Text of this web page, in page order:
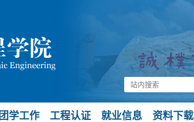
团学工作 工程认证 就业信息 资料下载